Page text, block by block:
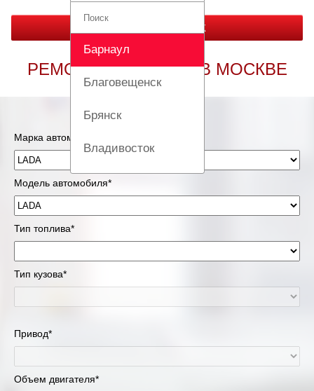
Барнаул
Благовещенск
Брянск
Владивосток
Вологда
Екатеринбург
Красноярск
Липецк
ЗАКАЗАТЬ ЗВОНОК
РЕМОНТ LADA LADA В МОСКВЕ
Марка автомобиля*
Модель автомобиля*
Тип топлива*
Тип кузова*
Привод*
Объем двигателя*